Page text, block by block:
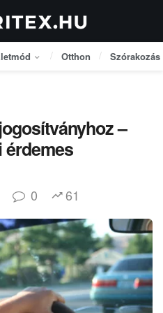
Otthon Szórakozás
–
érdemes
0 61